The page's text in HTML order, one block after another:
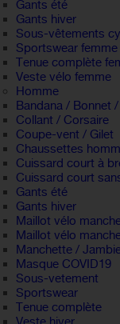
Gants été
Gants hiver
Sous-vêtements
Sportswear femme
Tenue complète
Veste vélo femme
Homme
Bandana / Bonnet
Collant / Corsaire
Coupe-vent / Gilet
Chaussettes
Cuissard court à
Cuissard court
Gants été
Gants hiver
Maillot vélo
Maillot vélo
Manchette /
Masque COVID19
Sous-vetement
Sportswear
Tenue complète